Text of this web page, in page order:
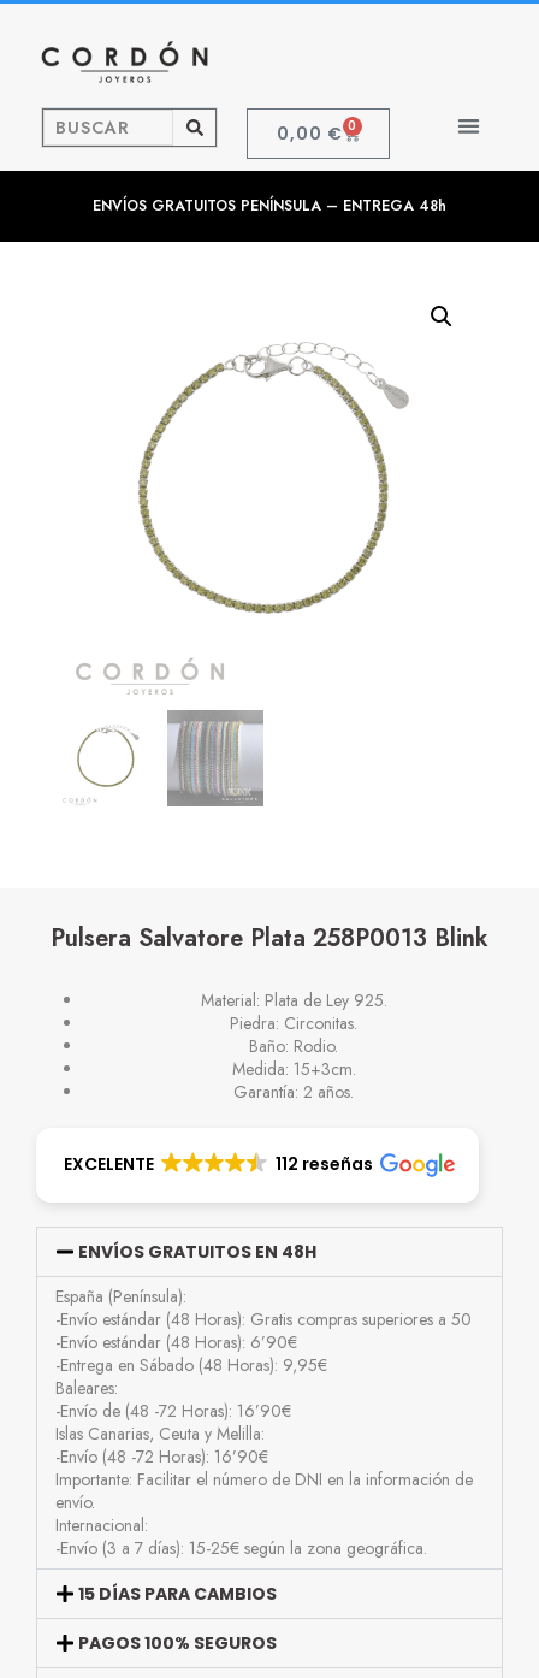
0,00 € 0
ENVÍOS GRATUITOS PENÍNSULA – ENTREGA 48h
Pulsera Salvatore Plata 258P0013 Blink
Material: Plata de Ley 925.
Piedra: Circonitas.
Baño: Rodio.
Medida: 15+3cm.
Garantía: 2 años.
EXCELENTE 112 reseñas
ENVÍOS GRATUITOS EN 48H
España (Península):
-Envío estándar (48 Horas): Gratis compras superiores a 50
-Envío estándar (48 Horas): 6’90€
-Entrega en Sábado (48 Horas): 9,95€
Baleares:
-Envío de (48 -72 Horas): 16’90€
Islas Canarias, Ceuta y Melilla:
-Envío (48 -72 Horas): 16’90€
Importante: Facilitar el número de DNI en la información de
envío.
Internacional:
-Envío (3 a 7 días): 15-25€ según la zona geográfica.
15 DÍAS PARA CAMBIOS
PAGOS 100% SEGUROS